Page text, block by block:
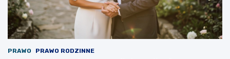
PRAWO PRAWO RODZINNE